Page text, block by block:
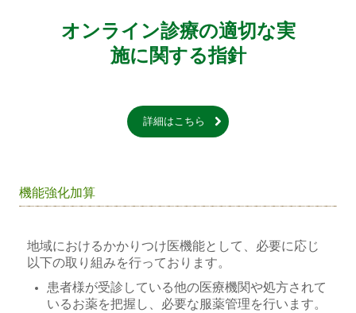
オンライン診療の適切な実
施に関する指針
詳細はこちら
機能強化加算
地域におけるかかりつけ医機能として、必要に応じ
以下の取り組みを行っております。
患者様が受診している他の医療機関や処方されて
いるお薬を把握し、必要な服薬管理を行います。